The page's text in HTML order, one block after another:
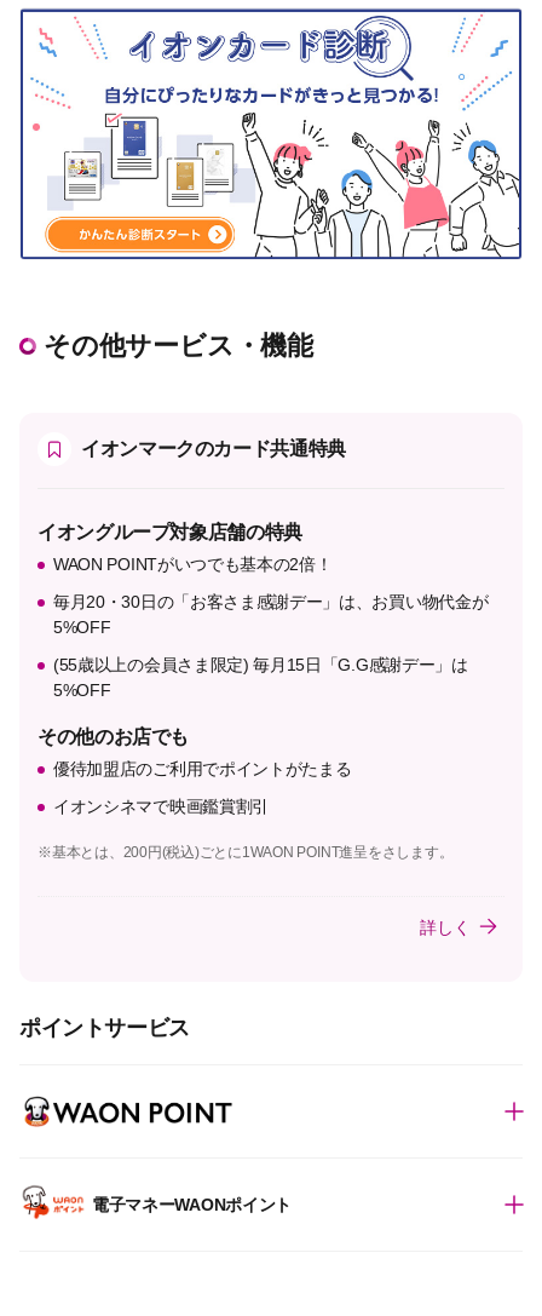
その他サービス・機能
イオンマークのカード共通特典
イオングループ対象店舗の特典
WAON POINTがいつでも基本の2倍！
毎月20・30日の「お客さま感謝デー」は、お買い物代金が
5%OFF
(55歳以上の会員さま限定) 毎月15日「G.G感謝デー」は
5%OFF
その他のお店でも
優待加盟店のご利用でポイントがたまる
イオンシネマで映画鑑賞割引
※基本とは、200円(税込)ごとに1WAON POINT進呈をさします。
詳しく
ポイントサービス
電子マネーWAONポイント